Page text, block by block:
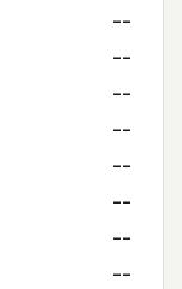
--
--
--
--
--
--
--
--